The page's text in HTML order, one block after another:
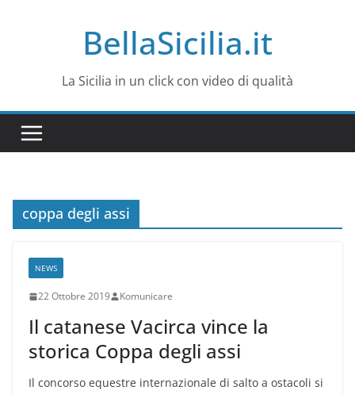
BellaSicilia.it
La Sicilia in un click con video di qualità
coppa degli assi
NEWS
22 Ottobre 2019 Komunicare
Il catanese Vacirca vince la
storica Coppa degli assi
Il concorso equestre internazionale di salto a ostacoli si